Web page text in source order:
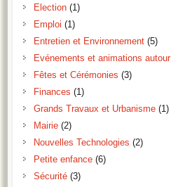
Election(1)
Emploi (1)
Entretien et Environnement(5)
Evénements et animations
Fêtes et Cérémonies (3)
Finances (1)
Grands Travaux et Urbanisme(1)
Mairie(2)
Nouvelles Technologies (2)
Petite enfance(6)
Sécurité(3)